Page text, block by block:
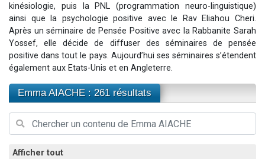
Ariel vient de donner son Maasser
Il reste 49 places pour étudier en groupe sur Zoom
Nathaniel vient de donner son Maasser
6 personnes viennent de faire un don pour 5 enfants déjà orphelins risquent de perdre leur maman
kinésiologie, puis la PNL (programmation neuro-linguistique)
ainsi que la psychologie positive avec le Rav Eliahou Cheri.
Après un séminaire de Pensée Positive avec la Rabbanite Sarah
Yossef, elle décide de diffuser des séminaires de pensée
positive dans tout le pays. Aujourd’hui ses séminaires s’étendent
également aux Etats-Unis et en Angleterre.
Emma AIACHE : 261 résultats
Afficher tout